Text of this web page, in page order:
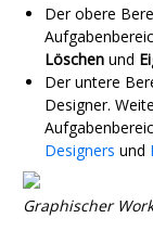
Der obere
Löschen und
Der untere
Designer.
Designers und
Graphischer